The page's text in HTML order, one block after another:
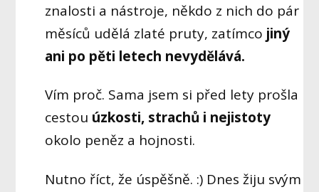
znalosti a nástroje, někdo z nich do pár
měsíců udělá zlaté pruty, zatímco jiný
ani po pěti letech nevydělává.
Vím proč. Sama jsem si před lety prošla
cestou úzkosti, strachů i nejistoty
okolo peněz a hojnosti.
Nutno říct, že úspěšně. :) Dnes žiju svým